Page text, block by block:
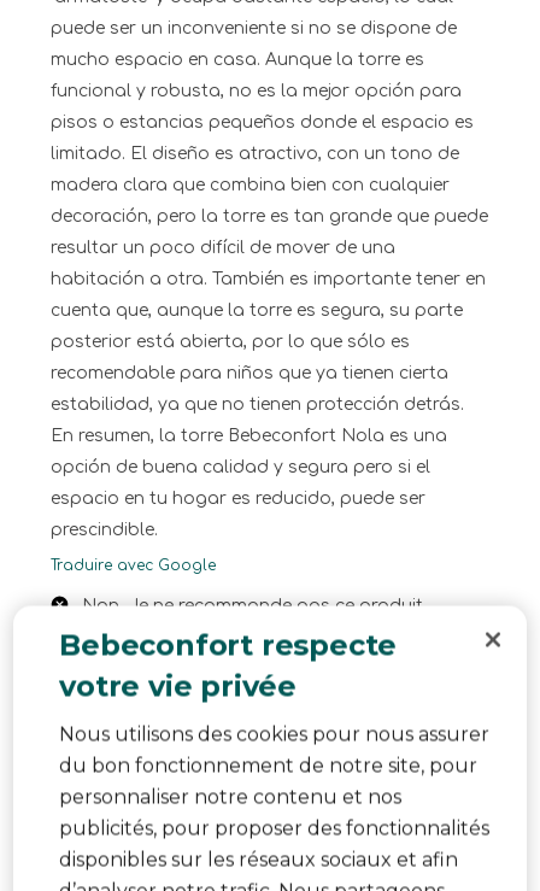
Bebeconfort respecte
votre vie privée
Nous utilisons des cookies pour nous assurer
du bon fonctionnement de notre site, pour
personnaliser notre contenu et nos
publicités, pour proposer des fonctionnalités
disponibles sur les réseaux sociaux et afin
puede ser un inconveniente si no se dispone de
mucho espacio en casa. Aunque la torre es
funcional y robusta, no es la mejor opción para
pisos o estancias pequeños donde el espacio es
limitado. El diseño es atractivo, con un tono de
madera clara que combina bien con cualquier
decoración, pero la torre es tan grande que puede
resultar un poco difícil de mover de una
habitación a otra. También es importante tener en
cuenta que, aunque la torre es segura, su parte
posterior está abierta, por lo que sólo es
recomendable para niños que ya tienen cierta
estabilidad, ya que no tienen protección detrás.
En resumen, la torre Bebeconfort Nola es una
opción de buena calidad y segura pero si el
espacio en tu hogar es reducido, puede ser
prescindible.
Traduire avec Google
Non, Je ne recommande pas ce produit.